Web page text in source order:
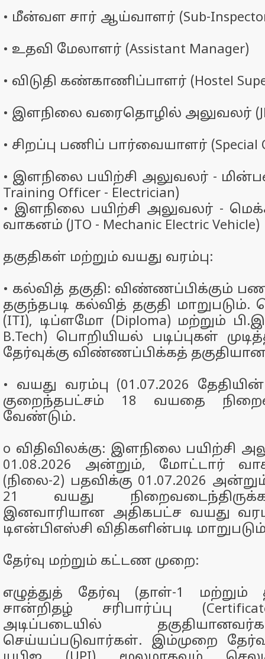
• மீன்வள சார் ஆய்வாளர் (Sub-Inspector
• உதவி மேலாளர் (Assistant Manager)
• விடுதி கண்காணிப்பாளர் (Hostel
• இளநிலை வரைதொழில் அலுவலர்
• சிறப்பு பணிப் பார்வையாளர் (Special
• இளநிலை பயிற்சி அலுவலர் -
Training Officer - Electrician)
• இளநிலை பயிற்சி அலுவலர் -
வாகனம் (JTO - Mechanic Electric Vehicle)
தகுதிகள் மற்றும் வயது வரம்பு:
• கல்வித் தகுதி: விண்ணப்பிக்கும்
தகுந்தபடி கல்வித் தகுதி
(ITI), டிப்ளமோ (Diploma) மற்றும்
B.Tech) பொறியியல் படிப்புகள்
தேர்வுக்கு விண்ணப்பிக்கத்
•
வயது வரம்பு (01.07.2026
குறைந்தபட்சம் 18 வயதை
வேண்டும்.
o விதிவிலக்கு: இளநிலை பயிற்சி
01.08.2026 அன்றும், மோட்டார்
(நிலை-2) பதவிக்கு 01.07.2026
21 வயது
இனவாரியான அதிகபட்ச வயது
டிஎன்பிஎஸ்சி விதிகளின்படி
தேர்வு மற்றும் கட்டண முறை:
எழுத்துத் தேர்வு (தாள்-1 மற்றும்
சான்றிதழ் சரிபார்ப்பு
அடிப்படையில்
செய்யப்படுவார்கள். இம்முறை